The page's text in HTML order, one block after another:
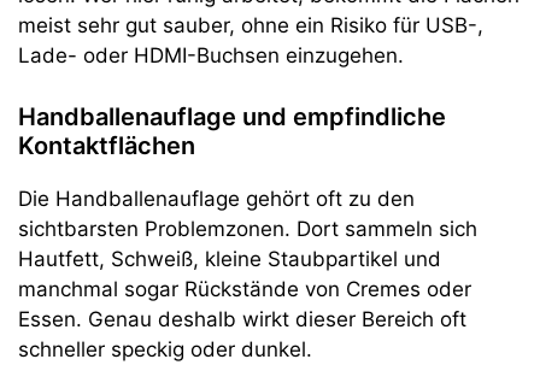
meist sehr gut sauber, ohne ein Risiko für USB-,
Lade- oder HDMI-Buchsen einzugehen.
Handballenauflage und empfindliche
Kontaktflächen
Die Handballenauflage gehört oft zu den
sichtbarsten Problemzonen. Dort sammeln sich
Hautfett, Schweiß, kleine Staubpartikel und
manchmal sogar Rückstände von Cremes oder
Essen. Genau deshalb wirkt dieser Bereich oft
schneller speckig oder dunkel.